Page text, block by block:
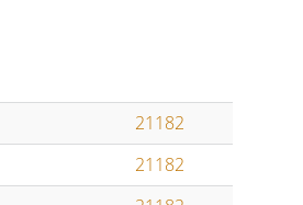
21182
21182